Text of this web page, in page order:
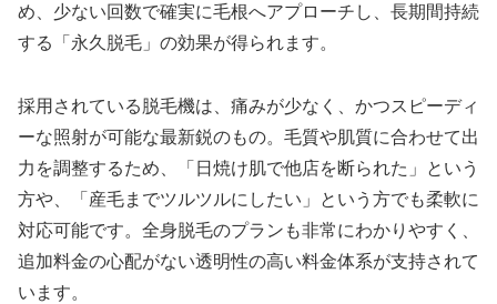
め、少ない回数で確実に毛根へアプローチし、長期間持続
する「永久脱毛」の効果が得られます。
採用されている脱毛機は、痛みが少なく、かつスピーディ
ーな照射が可能な最新鋭のもの。毛質や肌質に合わせて出
力を調整するため、「日焼け肌で他店を断られた」という
方や、「産毛までツルツルにしたい」という方でも柔軟に
対応可能です。全身脱毛のプランも非常にわかりやすく、
追加料金の心配がない透明性の高い料金体系が支持されて
います。